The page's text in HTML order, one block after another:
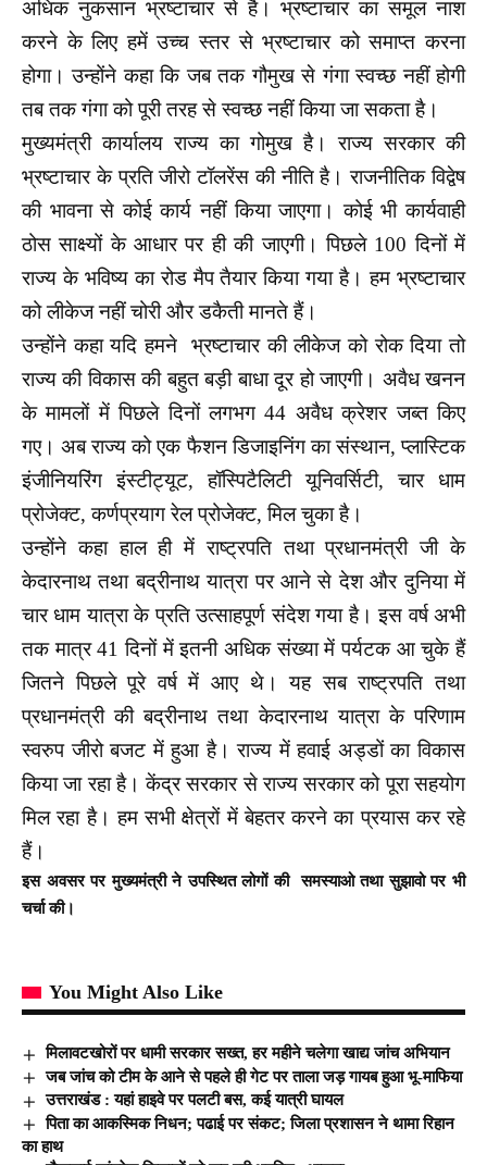
अधिक नुकसान भ्रष्टाचार से है। भ्रष्टाचार का समूल नाश
करने के लिए हमें उच्च स्तर से भ्रष्टाचार को समाप्त करना
होगा। उन्होंने कहा कि जब तक गौमुख से गंगा स्वच्छ नहीं होगी
तब तक गंगा को पूरी तरह से स्वच्छ नहीं किया जा सकता है।
मुख्यमंत्री कार्यालय राज्य का गोमुख है। राज्य सरकार की
भ्रष्टाचार के प्रति जीरो टॉलरेंस की नीति है। राजनीतिक विद्वेष
की भावना से कोई कार्य नहीं किया जाएगा। कोई भी कार्यवाही
ठोस साक्ष्यों के आधार पर ही की जाएगी। पिछले 100 दिनों में
राज्य के भविष्य का रोड मैप तैयार किया गया है। हम भ्रष्टाचार
को लीकेज नहीं चोरी और डकैती मानते हैं।
उन्होंने कहा यदि हमने भ्रष्टाचार की लीकेज को रोक दिया तो
राज्य की विकास की बहुत बड़ी बाधा दूर हो जाएगी। अवैध खनन
के मामलों में पिछले दिनों लगभग 44 अवैध क्रेशर जब्त किए
गए। अब राज्य को एक फैशन डिजाइनिंग का संस्थान, प्लास्टिक
इंजीनियरिंग इंस्टीट्यूट, हॉस्पिटैलिटी यूनिवर्सिटी, चार धाम
प्रोजेक्ट, कर्णप्रयाग रेल प्रोजेक्ट, मिल चुका है।
उन्होंने कहा हाल ही में राष्ट्रपति तथा प्रधानमंत्री जी के
केदारनाथ तथा बद्रीनाथ यात्रा पर आने से देश और दुनिया में
चार धाम यात्रा के प्रति उत्साहपूर्ण संदेश गया है। इस वर्ष अभी
तक मात्र 41 दिनों में इतनी अधिक संख्या में पर्यटक आ चुके हैं
जितने पिछले पूरे वर्ष में आए थे। यह सब राष्ट्रपति तथा
प्रधानमंत्री की बद्रीनाथ तथा केदारनाथ यात्रा के परिणाम
स्वरुप जीरो बजट में हुआ है। राज्य में हवाई अड्डों का विकास
किया जा रहा है। केंद्र सरकार से राज्य सरकार को पूरा सहयोग
मिल रहा है। हम सभी क्षेत्रों में बेहतर करने का प्रयास कर रहे
हैं।
इस अवसर पर मुख्यमंत्री ने उपस्थित लोगों की समस्याओ तथा सुझावो पर भी
चर्चा की।
You Might Also Like
मिलावटखोरों पर धामी सरकार सख्त, हर महीने चलेगा खाद्य जांच अभियान
जब जांच को टीम के आने से पहले ही गेट पर ताला जड़ गायब हुआ भू-माफिया
उत्तराखंड : यहां हाइवे पर पलटी बस, कई यात्री घायल
पिता का आकस्मिक निधन; पढाई पर संकट; जिला प्रशासन ने थामा रिहान
का हाथ